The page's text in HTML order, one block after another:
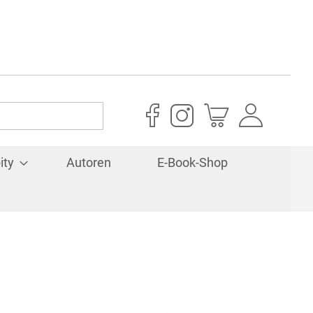
Mein Warenkorb
Autoren E-Book-Shop